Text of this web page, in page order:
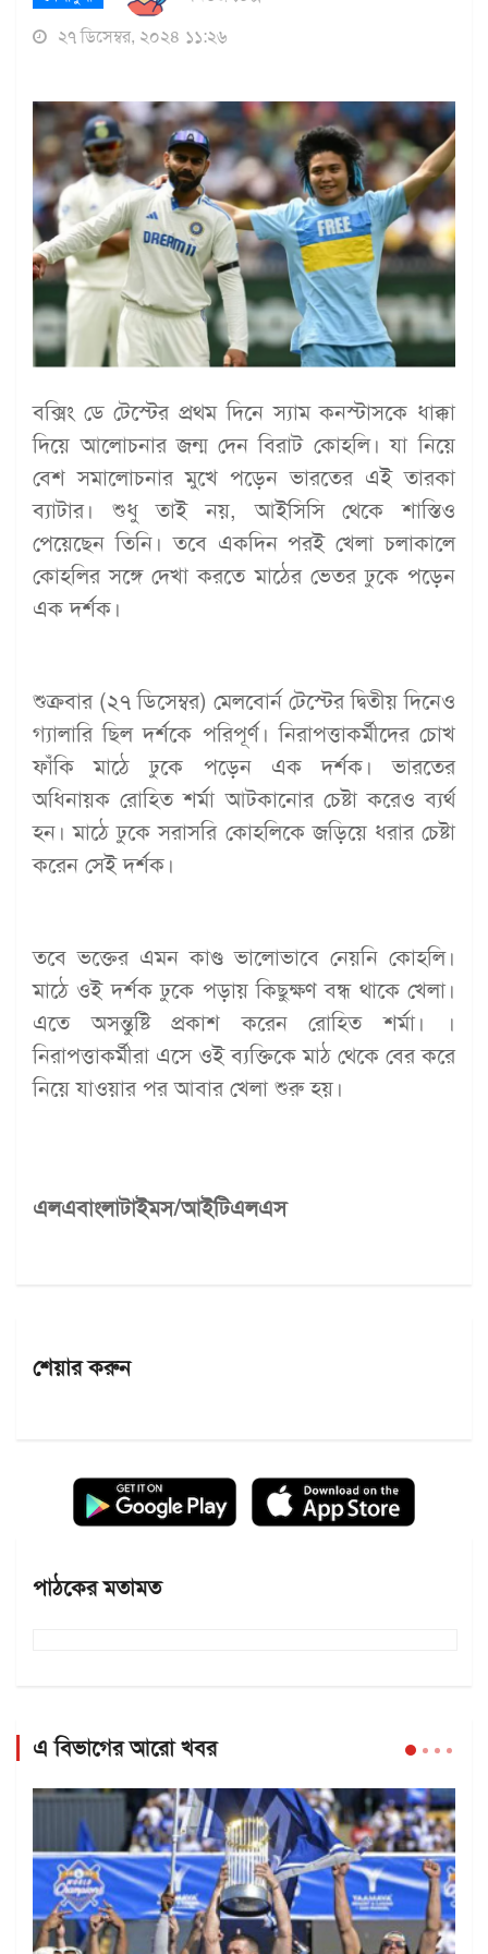
২৭ ডিসেম্বর, ২০২৪ ১১:২৬
বক্সিং ডে টেস্টের প্রথম দিনে স্যাম কনস্টাসকে ধাক্কা
দিয়ে আলোচনার জন্ম দেন বিরাট কোহলি। যা নিয়ে
বেশ সমালোচনার মুখে পড়েন ভারতের এই তারকা
ব্যাটার। শুধু তাই নয়, আইসিসি থেকে শাস্তিও
পেয়েছেন তিনি। তবে একদিন পরই খেলা চলাকালে
কোহলির সঙ্গে দেখা করতে মাঠের ভেতর ঢুকে পড়েন
এক দর্শক।
শুক্রবার (২৭ ডিসেম্বর) মেলবোর্ন টেস্টের দ্বিতীয় দিনেও
গ্যালারি ছিল দর্শকে পরিপূর্ণ। নিরাপত্তাকর্মীদের চোখ
ফাঁকি মাঠে ঢুকে পড়েন এক দর্শক। ভারতের
অধিনায়ক রোহিত শর্মা আটকানোর চেষ্টা করেও ব্যর্থ
হন। মাঠে ঢুকে সরাসরি কোহলিকে জড়িয়ে ধরার চেষ্টা
করেন সেই দর্শক।
তবে ভক্তের এমন কাণ্ড ভালোভাবে নেয়নি কোহলি।
মাঠে ওই দর্শক ঢুকে পড়ায় কিছুক্ষণ বন্ধ থাকে খেলা।
এতে অসন্তুষ্টি প্রকাশ করেন রোহিত শর্মা। ।
নিরাপত্তাকর্মীরা এসে ওই ব্যক্তিকে মাঠ থেকে বের করে
নিয়ে যাওয়ার পর আবার খেলা শুরু হয়।
এলএবাংলাটাইমস/আইটিএলএস
শেয়ার করুন
পাঠকের মতামত
এ বিভাগের আরো খবর